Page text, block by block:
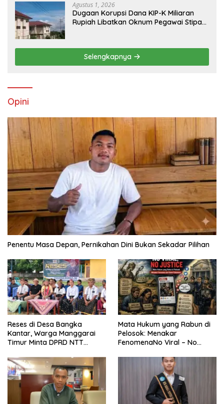
Agustus 1, 2026
Dugaan Korupsi Dana KIP-K Miliaran
Rupiah Libatkan Oknum Pegawai Stipas
Selengkapnya
Opini
Penentu Masa Depan, Pernikahan Dini Bukan Sekadar Pilihan
Reses di Desa Bangka
Kantar, Warga Manggarai
Timur Minta DPRD NTT
Pergub Larangan Beli BBM
Bersubsidi Bagi Penunggak
Pajak
Mata Hukum yang Rabun di
Pelosok: Menakar
FenomenaNo Viral – No